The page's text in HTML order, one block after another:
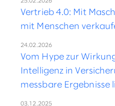
Vertrieb 4.0: Mit
mit Menschen
24.02.2026
Vom Hype zur
Intelligenz in
messbare Ergebnisse
03.12.2025